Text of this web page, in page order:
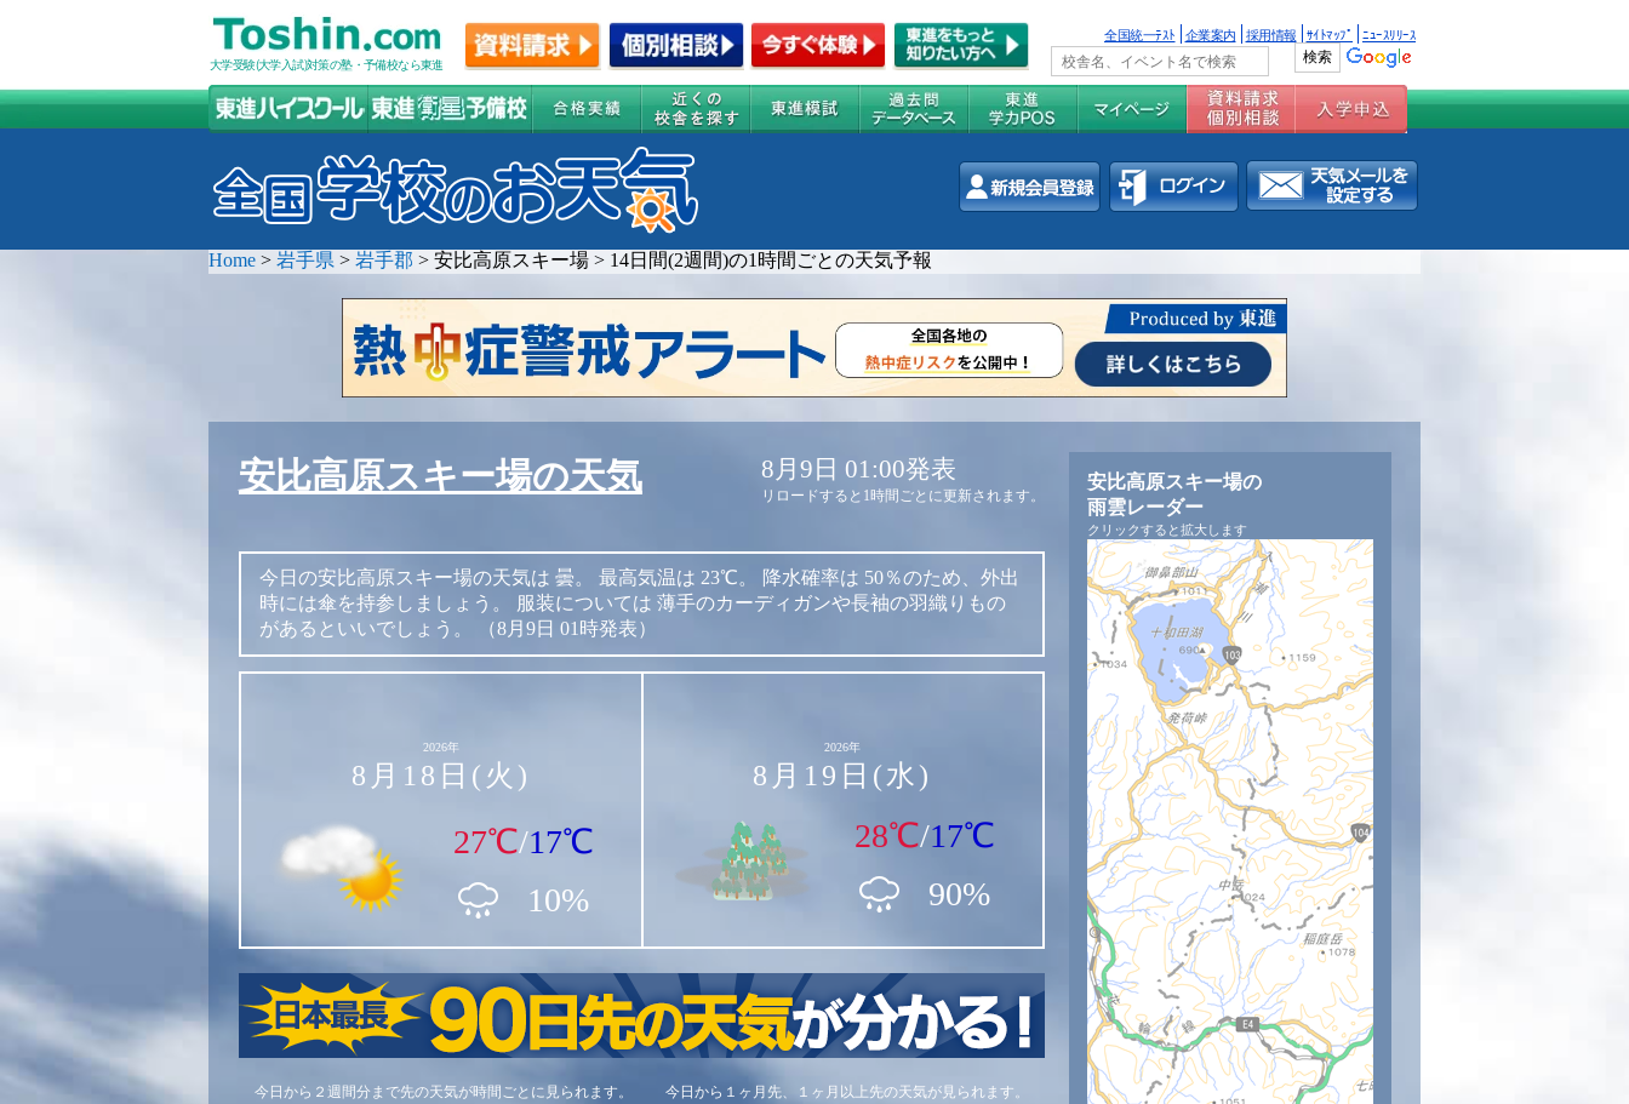
大学受験(大学入試)対策の塾・予備校なら東進
全国統一ﾃｽﾄ 企業案内 採用情報 ｻｲﾄﾏｯﾌﾟ ﾆｭｰｽﾘﾘｰｽ
Home > 岩手県 > 岩手郡 > 安比高原スキー場 > 14日間(2週間)の1時間ごとの天気予報
安比高原スキー場の天気 8月9日 01:00発表
リロードすると1時間ごとに更新されます。
今日の安比高原スキー場の天気は 曇。 最高気温は 23℃。 降水確率は 50％のため、外出
時には傘を持参しましょう。
服装については 薄手のカーディガンや長袖の羽織りもの
があるといいでしょう。
（8月9日 01時発表）
2026年
8月18日(火)
27℃/17℃
10%
2026年
8月19日(水)
28℃/17℃
90%
今日から２週間分まで先の天気が時間ごとに見られます。 今日から１ヶ月先、１ヶ月以上先の天気が見られます。
安比高原スキー場の
雨雲レーダー
クリックすると拡大します